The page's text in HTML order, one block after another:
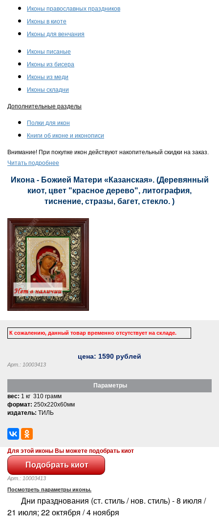
Иконы православных праздников
Иконы в киоте
Иконы для венчания
Иконы писаные
Иконы из бисера
Иконы из меди
Иконы складни
Дополнительные разделы
Полки для икон
Книги об иконе и иконописи
Внимание! При покупке икон действуют накопительный скидки на заказ.
Читать подробнее
Икона - Божией Матери «Казанская». (Деревянный
киот, цвет "красное дерево", литография,
тиснение, стразы, багет, стекло. )
К сожалению, данный товар временно отсутствует на складе.
цена: 1590 рублей
Арт.: 10003413
Параметры
вес: 1 кг 310 грамм
формат: 250x220x60мм
издатель: ТИЛЬ
Для этой иконы Вы можете подобрать киот
Арт.: 10003413
Посмотреть параметры иконы.
Дни празднования (ст. стиль / нов. стиль) - 8 июля /
21 июля; 22 октября / 4 ноября